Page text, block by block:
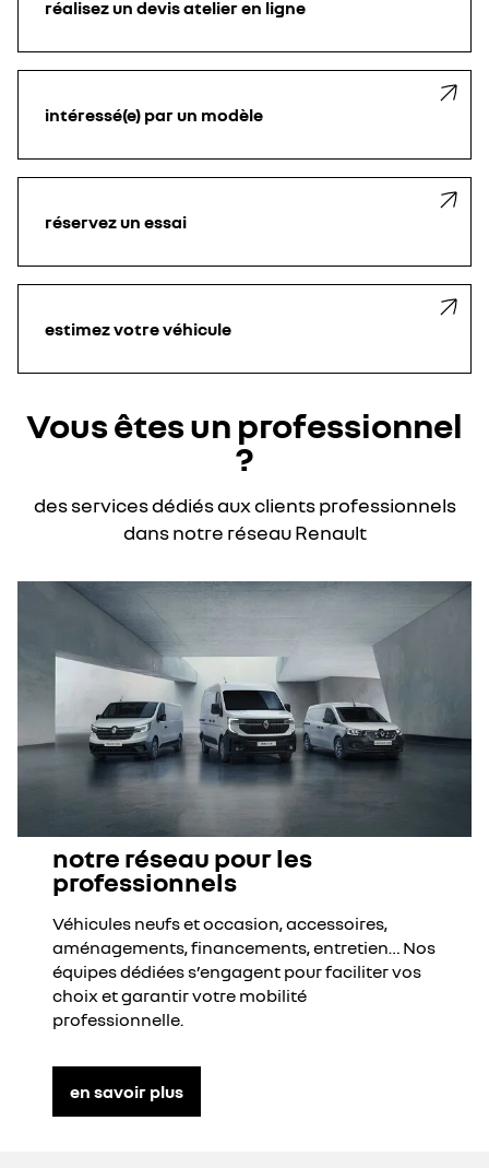
réalisez un devis atelier en ligne
intéressé(e) par un modèle
réservez un essai
estimez votre véhicule
Vous êtes un professionnel
?
des services dédiés aux clients professionnels
dans notre réseau Renault
notre réseau pour les
professionnels
Véhicules neufs et occasion, accessoires,
aménagements, financements, entretien… Nos
équipes dédiées s’engagent pour faciliter vos
choix et garantir votre mobilité
professionnelle.
en savoir plus